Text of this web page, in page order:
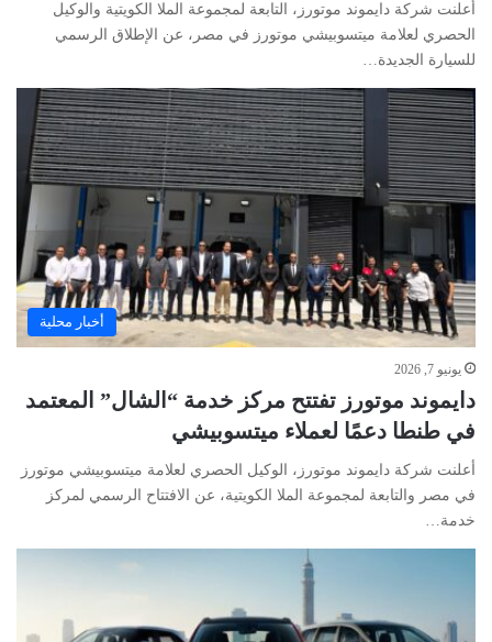
أعلنت شركة دايموند موتورز، التابعة لمجموعة الملا الكويتية والوكيل
الحصري لعلامة ميتسوبيشي موتورز في مصر، عن الإطلاق الرسمي
للسيارة الجديدة…
أخبار محلية
يونيو 7, 2026
دايموند موتورز تفتتح مركز خدمة “الشال” المعتمد
في طنطا دعمًا لعملاء ميتسوبيشي
أعلنت شركة دايموند موتورز، الوكيل الحصري لعلامة ميتسوبيشي موتورز
في مصر والتابعة لمجموعة الملا الكويتية، عن الافتتاح الرسمي لمركز
خدمة…